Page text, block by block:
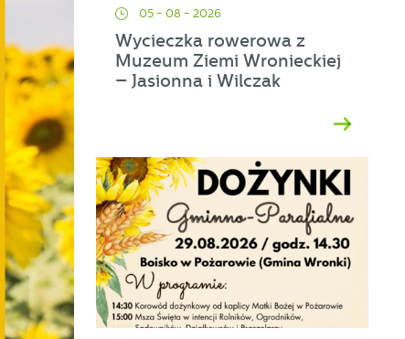
05 - 08 - 2026
Wycieczka rowerowa z
Muzeum Ziemi Wronieckiej
– Jasionna i Wilczak